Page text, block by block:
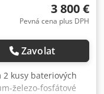
3 800 €
Pevná cena plus DPH
Zavolat
2 kusy bateriových
železo-fosfátové